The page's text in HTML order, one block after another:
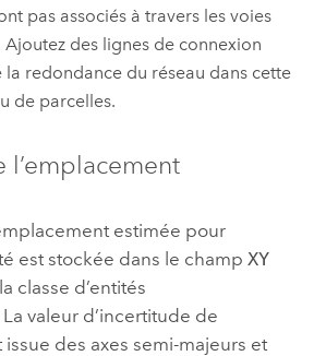
pas associés à travers les voies
des lignes de connexion
redondance du réseau dans cette
de parcelles.
estimée pour
est stockée dans le champ XY
classe d’entités
valeur d’incertitude de
issue des axes semi-majeurs et